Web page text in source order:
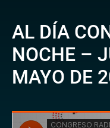
AL DÍA
NOCHE –
MAYO DE